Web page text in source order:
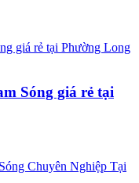
Sóng giá rẻ tại